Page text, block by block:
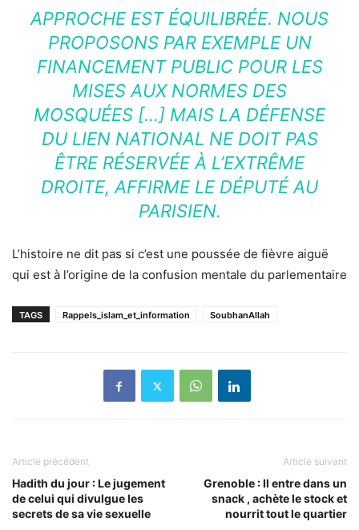
APPROCHE EST ÉQUILIBRÉE. NOUS
PROPOSONS PAR EXEMPLE UN
FINANCEMENT PUBLIC POUR LES
MISES AUX NORMES DES
MOSQUÉES […] MAIS LA DÉFENSE
DU LIEN NATIONAL NE DOIT PAS
ÊTRE RÉSERVÉE À L’EXTRÊME
DROITE, AFFIRME LE DÉPUTÉ AU
PARISIEN.
L’histoire ne dit pas si c’est une poussée de fièvre aiguë
qui est à l’origine de la confusion mentale du parlementaire
TAGS Rappels_islam_et_information SoubhanAllah
Article précédent
Hadith du jour : Le jugement
de celui qui divulgue les
secrets de sa vie sexuelle
Article suivant
Grenoble : Il entre dans un
snack , achète le stock et
nourrit tout le quartier